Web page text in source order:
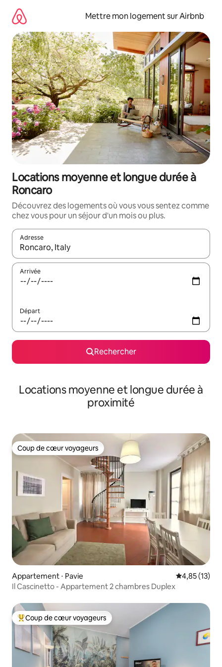
directement
contenu
Mettre mon logement sur Airbnb
Locations moyenne et longue durée à
Roncaro
Découvrez des logements où vous vous sentez comme
chez vous pour un séjour d'un mois ou plus.
Adresse
Lorsque les résultats s'affichent, utilisez les flèches vers le
Arrivée
Départ
Rechercher
Locations moyenne et longue durée à
proximité
Coup de cœur voyageurs
Coup de cœur voyageurs
Appartement ⋅ Pavie Évaluation
4,85 (13)
Il Cascinetto - Appartement 2 chambres Duplex
Coups de cœur voyageurs les plus appréciés
Coup de cœur voyageurs